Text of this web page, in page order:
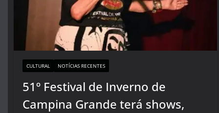
CULTURAL NOTÍCIAS RECENTES
51º Festival de Inverno de
Campina Grande terá shows,